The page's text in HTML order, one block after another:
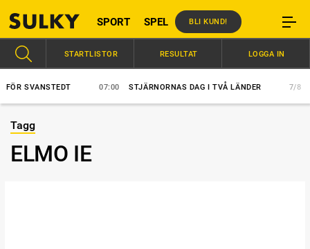
SPORT SPEL BLI KUND!
SVANSTEDT 07:00 STJÄRNORNAS DAG I TVÅ LÄNDER 7/8
STARTLISTOR RESULTAT LOGGA IN
Tagg
ELMO IE